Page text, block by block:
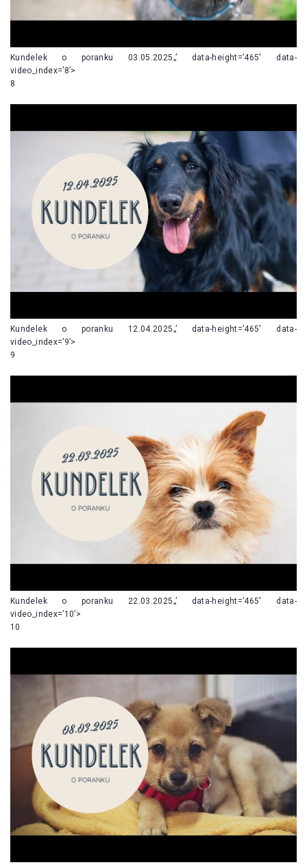
Kundelek o poranku 03.05.2025„’ data-height=’465′ data-
video_index=’8’>
8
Kundelek o poranku 12.04.2025„’ data-height=’465′ data-
video_index=’9’>
9
Kundelek o poranku 22.03.2025„’ data-height=’465′ data-
video_index=’10’>
10